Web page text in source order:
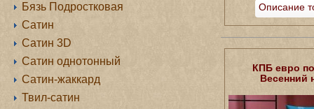
Описание
КПБ евро
Весенний
Бязь Подростковая
Сатин
Сатин 3D
Сатин однотонный
Сатин-жаккард
Твил-сатин